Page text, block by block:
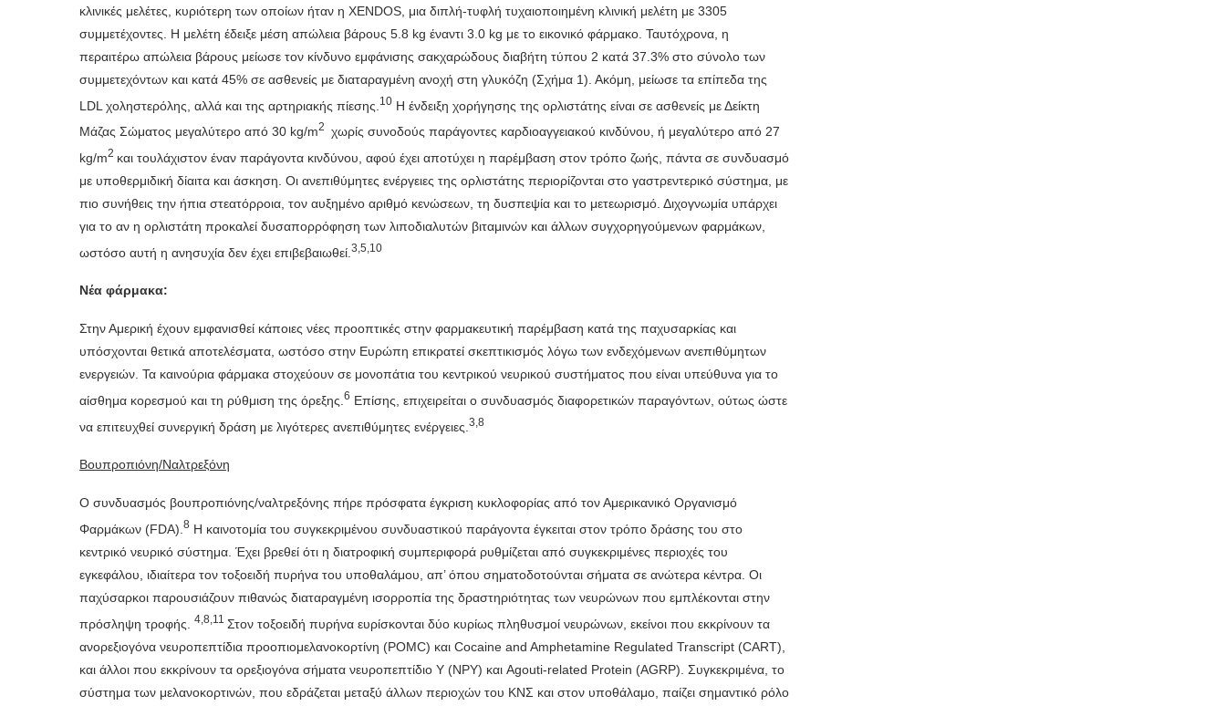
κλινικές μελέτες, κυριότερη των οποίων ήταν η XENDOS, μια διπλή-τυφλή τυχαιοποιημένη κλινική μελέτη με 3305
συμμετέχοντες. Η μελέτη έδειξε μέση απώλεια βάρους 5.8 kg έναντι 3.0 kg με το εικονικό φάρμακο. Ταυτόχρονα, η
περαιτέρω απώλεια βάρους μείωσε τον κίνδυνο εμφάνισης σακχαρώδους διαβήτη τύπου 2 κατά 37.3% στο σύνολο των
συμμετεχόντων και κατά 45% σε ασθενείς με διαταραγμένη ανοχή στη γλυκόζη (Σχήμα 1). Ακόμη, μείωσε τα επίπεδα της
LDL χοληστερόλης, αλλά και της αρτηριακής πίεσης. 10 Η ένδειξη χορήγησης της ορλιστάτης είναι σε ασθενείς με Δείκτη
Μάζας Σώματος μεγαλύτερο από 30 kg/m2
χωρίς συνοδούς παράγοντες καρδιοαγγειακού κινδύνου, ή μεγαλύτερο από 27
kg/m2 και τουλάχιστον έναν παράγοντα κινδύνου, αφού έχει αποτύχει η παρέμβαση στον τρόπο ζωής, πάντα σε συνδυασμό
με υποθερμιδική δίαιτα και άσκηση. Οι ανεπιθύμητες ενέργειες της ορλιστάτης περιορίζονται στο γαστρεντερικό σύστημα, με
πιο συνήθεις την ήπια στεατόρροια, τον αυξημένο αριθμό κενώσεων, τη δυσπεψία και το μετεωρισμό. Διχογνωμία υπάρχει
για το αν η ορλιστάτη προκαλεί δυσαπορρόφηση των λιποδιαλυτών βιταμινών και άλλων συγχορηγούμενων φαρμάκων,
ωστόσο αυτή η ανησυχία δεν έχει επιβεβαιωθεί. 3 5 10
Νέα φάρμακα:
Στην Αμερική έχουν εμφανισθεί κάποιες νέες προοπτικές στην φαρμακευτική παρέμβαση κατά της παχυσαρκίας και
υπόσχονται θετικά αποτελέσματα, ωστόσο στην Ευρώπη επικρατεί σκεπτικισμός λόγω των ενδεχόμενων ανεπιθύμητων
ενεργειών. Τα καινούρια φάρμακα στοχεύουν σε μονοπάτια του κεντρικού νευρικού συστήματος που είναι υπεύθυνα για το
αίσθημα κορεσμού και τη ρύθμιση της όρεξης. 6 Επίσης, επιχειρείται ο συνδυασμός διαφορετικών παραγόντων, ούτως ώστε
να επιτευχθεί συνεργική δράση με λιγότερες ανεπιθύμητες ενέργειες. 3 8
Βουπροπιόνη/Ναλτρεξόνη
Ο συνδυασμός βουπροπιόνης/ναλτρεξόνης πήρε πρόσφατα έγκριση κυκλοφορίας από τον Αμερικανικό Οργανισμό
Φαρμάκων (FDA). 8 Η καινοτομία του συγκεκριμένου συνδυαστικού παράγοντα έγκειται στον τρόπο δράσης του στο
κεντρικό νευρικό σύστημα. Έχει βρεθεί ότι η διατροφική συμπεριφορά ρυθμίζεται από συγκεκριμένες περιοχές του
εγκεφάλου, ιδιαίτερα τον τοξοειδή πυρήνα του υποθαλάμου, απ’ όπου σηματοδοτούνται σήματα σε ανώτερα κέντρα. Οι
παχύσαρκοι παρουσιάζουν πιθανώς διαταραγμένη ισορροπία της δραστηριότητας των νευρώνων που εμπλέκονται στην
πρόσληψη τροφής.
4 8 11 Στον τοξοειδή πυρήνα ευρίσκονται δύο κυρίως πληθυσμοί νευρώνων, εκείνοι που εκκρίνουν τα
ανορεξιογόνα νευροπεπτίδια προοπιομελανοκορτίνη (POMC) και Cocaine and Amphetamine Regulated Transcript (CART),
και άλλοι που εκκρίνουν τα ορεξιογόνα σήματα νευροπεπτίδιo Υ (NPY) και Agouti-related Protein (AGRP). Συγκεκριμένα, το
σύστημα των μελανοκορτινών, που εδράζεται μεταξύ άλλων περιοχών του ΚΝΣ και στον υποθάλαμο, παίζει σημαντικό ρόλο